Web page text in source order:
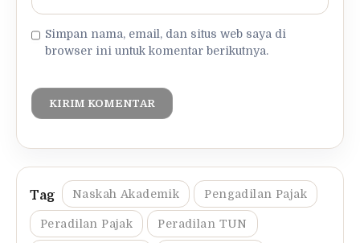
Simpan nama, email, dan situs web saya di
browser ini untuk komentar berikutnya.
Naskah Akademik Pengadilan Pajak
Peradilan Pajak Peradilan TUN